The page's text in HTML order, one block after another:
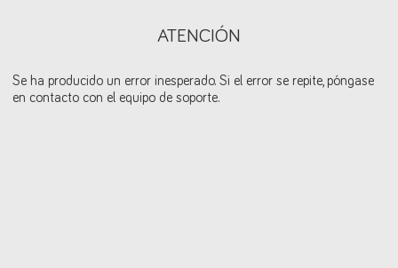
ATENCIÓN
Se ha producido un error inesperado. Si el error se repite, póngase
en contacto con el equipo de soporte.